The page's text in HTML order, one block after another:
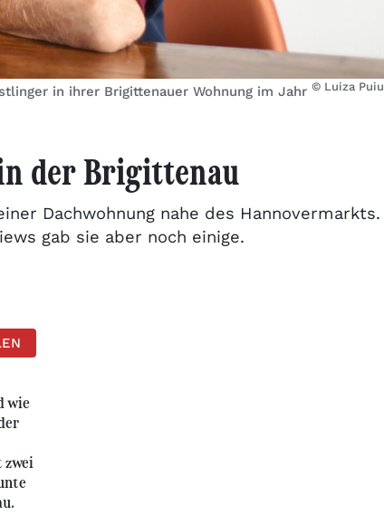
in ihrer Brigittenauer Wohnung im Jahr © Luiza Puiu
der Brigittenau
Dachwohnung nahe des Hannovermarkts.
gab sie aber noch einige.
wie
zwei